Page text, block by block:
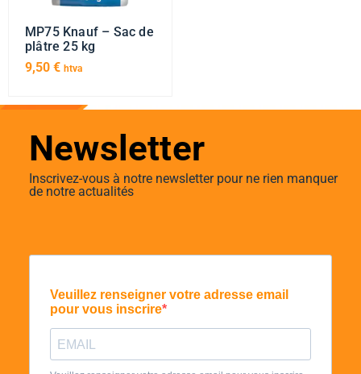
MP75 Knauf – Sac de
plâtre 25 kg
9,50 € htva
Newsletter
Inscrivez-vous à notre newsletter pour ne rien manquer
de notre actualités